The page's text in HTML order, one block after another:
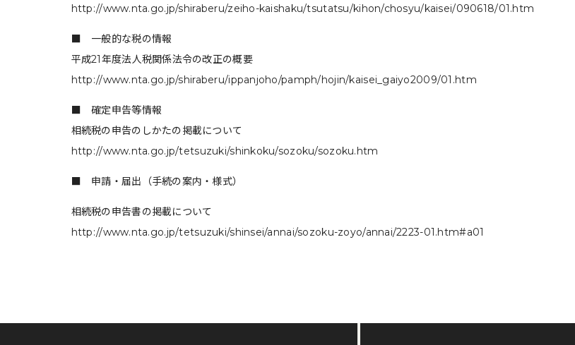
http://www.nta.go.jp/shiraberu/zeiho-kaishaku/tsutatsu/kihon/chosyu/kaisei/090618/01.htm
■ 一般的な税の情報
平成21年度法人税関係法令の改正の概要
http://www.nta.go.jp/shiraberu/ippanjoho/pamph/hojin/kaisei_gaiyo2009/01.htm
■ 確定申告等情報
相続税の申告のしかたの掲載について
http://www.nta.go.jp/tetsuzuki/shinkoku/sozoku/sozoku.htm
■ 申請・届出（手続の案内・様式）
相続税の申告書の掲載について
http://www.nta.go.jp/tetsuzuki/shinsei/annai/sozoku-zoyo/annai/2223-01.htm#a01